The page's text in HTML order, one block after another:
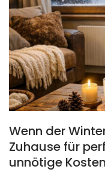
Wenn der
Zuhause für
unnötige Kosten